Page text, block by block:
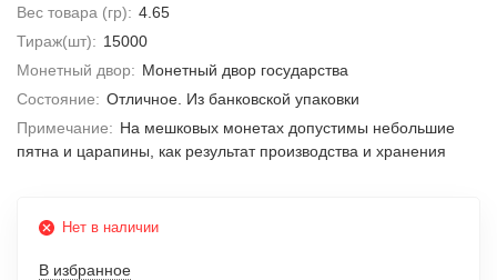
Вес товара (гр): 4.65
Тираж(шт): 15000
Монетный двор: Монетный двор государства
Состояние: Отличное. Из банковской упаковки
Примечание: На мешковых монетах допустимы небольшие
пятна и царапины, как результат производства и хранения
Нет в наличии
В избранное